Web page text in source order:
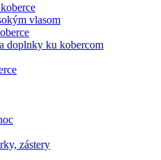
vlasom
doplnky ku kobercom
zástery